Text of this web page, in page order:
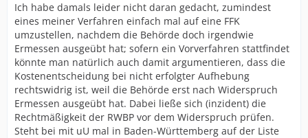
Ich habe damals leider nicht daran gedacht, zumindest
eines meiner Verfahren einfach mal auf eine FFK
umzustellen, nachdem die Behörde doch irgendwie
Ermessen ausgeübt hat; sofern ein Vorverfahren stattfindet
könnte man natürlich auch damit argumentieren, dass die
Kostenentscheidung bei nicht erfolgter Aufhebung
rechtswidrig ist, weil die Behörde erst nach Widerspruch
Ermessen ausgeübt hat. Dabei ließe sich (inzident) die
Rechtmäßigkeit der RWBP vor dem Widerspruch prüfen.
Steht bei mit uU mal in Baden-Württemberg auf der Liste